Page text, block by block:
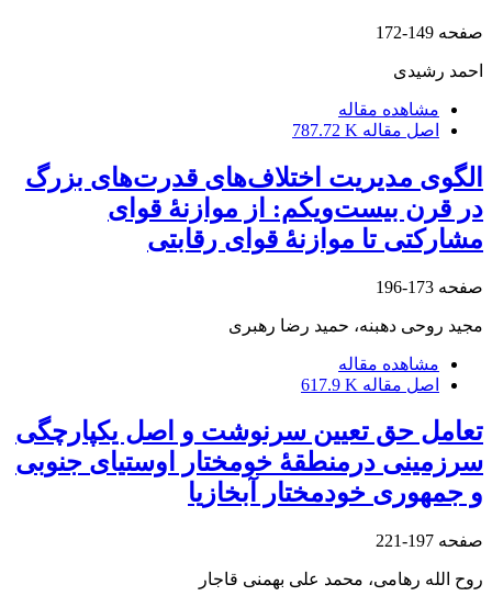
صفحه 149-172
احمد رشیدی
مشاهده مقاله
اصل مقاله 787.72 K
الگوی مدیریت اختلاف‌‌های قدرت‌های بزرگ
در قرن بیست‌ویکم: از موازنۀ ‌‌قوای
مشارکتی تا موازنۀ ‌قوای رقابتی
صفحه 173-196
مجید روحی دهبنه، حمید رضا رهبری
مشاهده مقاله
اصل مقاله 617.9 K
تعامل حق تعیین سرنوشت و اصل یکپارچگی
سرزمینی درمنطقۀ خومختار اوستیای جنوبی
و جمهوری خودمختار آبخازیا
صفحه 197-221
روح الله رهامی، محمد علی بهمنی قاجار